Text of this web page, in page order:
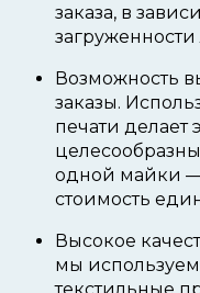
заказа, в
загруженности
Возможность
заказы.
печати делает
одной майки
стоимость
Высокое
мы